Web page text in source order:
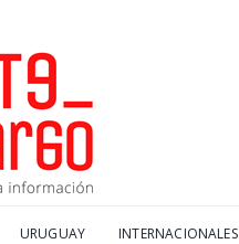
URUGUAY INTERNACIONALES